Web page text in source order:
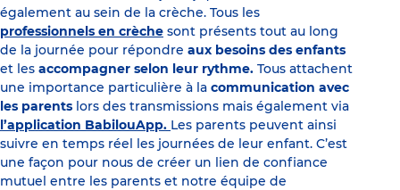
également au sein de la crèche. Tous les
professionnels en crèche sont présents tout au long
de la journée pour répondre aux besoins des enfants
et les accompagner selon leur rythme. Tous attachent
une importance particulière à la communication avec
les parents lors des transmissions mais également via
l’application BabilouApp. Les parents peuvent ainsi
suivre en temps réel les journées de leur enfant. C’est
une façon pour nous de créer un lien de confiance
mutuel entre les parents et notre équipe de